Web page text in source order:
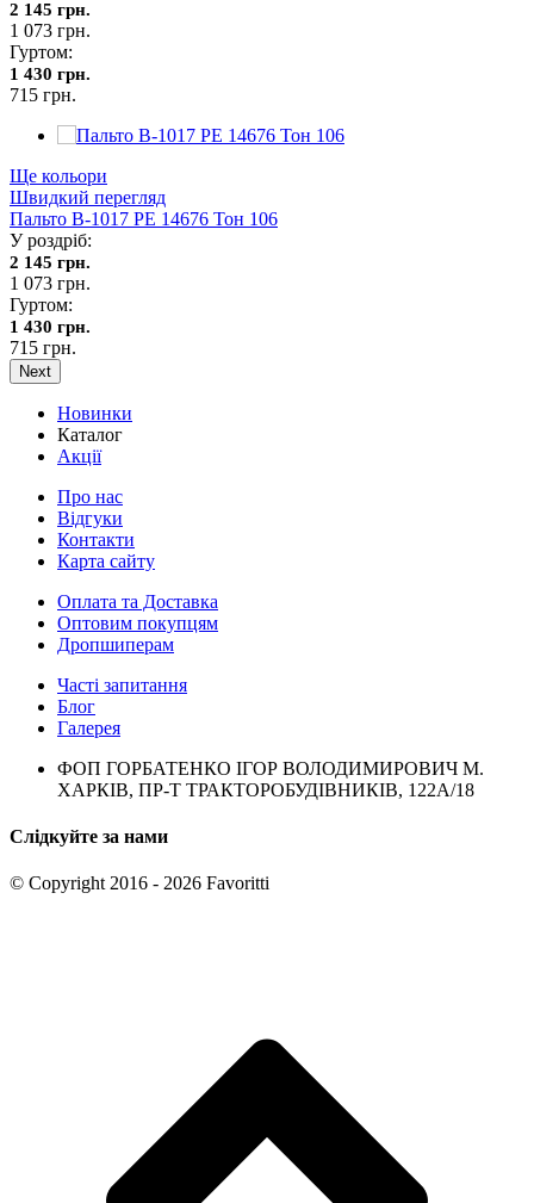
2 145 грн.
1 073 грн.
Гуртом:
1 430 грн.
715 грн.
Ще кольори
Швидкий перегляд
Пальто В-1017 PE 14676 Тон 106
У роздріб:
2 145 грн.
1 073 грн.
Гуртом:
1 430 грн.
715 грн.
Next
Новинки
Каталог
Акції
Про нас
Відгуки
Контакти
Карта сайту
Оплата та Доставка
Оптовим покупцям
Дропшиперам
Часті запитання
Блог
Галерея
ФОП ГОРБАТЕНКО ІГОР ВОЛОДИМИРОВИЧ М.
ХАРКІВ, ПР-Т ТРАКТОРОБУДІВНИКІВ, 122А/18
Слідкуйте за нами
© Copyright 2016 - 2026 Favoritti